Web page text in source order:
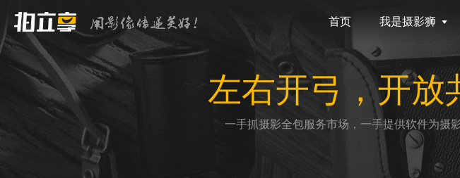
首页 我是摄影狮
左右开弓，开放
一手抓摄影全包服务市场，一手提供软件为摄